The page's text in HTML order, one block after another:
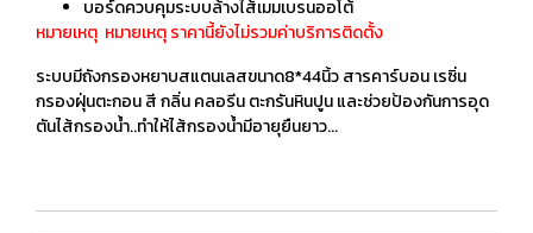
บอร์ดควบคุมระบบล้างไส้เมมเบรนออโต้
หมายเหตุ หมายเหตุ ราคานี้ยังไม่รวมค่าบริการติดตั้ง
ระบบมีถังกรองหยาบสแตนเลสขนาด8*44นิ้ว สารคาร์บอน เรซิ่น
กรองฝุ่นตะกอน สี กลิ่น คลอรีน ตะกรันหินปูน และช่วยป้องกันการอุด
ตันไส้กรองน้ำ..ทำให้ไส้กรองน้ำมีอายุยืนยาว...